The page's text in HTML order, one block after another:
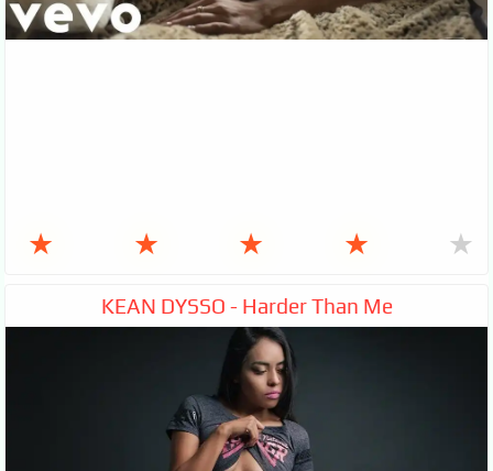
★ ★ ★ ★ ★
KEAN DYSSO - Harder Than Me